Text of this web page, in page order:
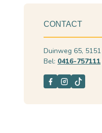
CONTACT
Duinweg 65,
Bel: 0416-757111